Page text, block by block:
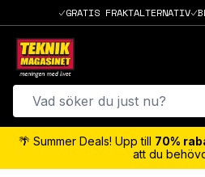
GRATIS FRAKTALTERNATIV
🌴 Summer Deals! Upp till 70%
att du